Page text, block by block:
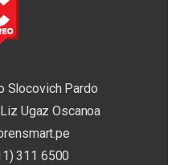
Slocovich Pardo
Ugaz Oscanoa
311 6500